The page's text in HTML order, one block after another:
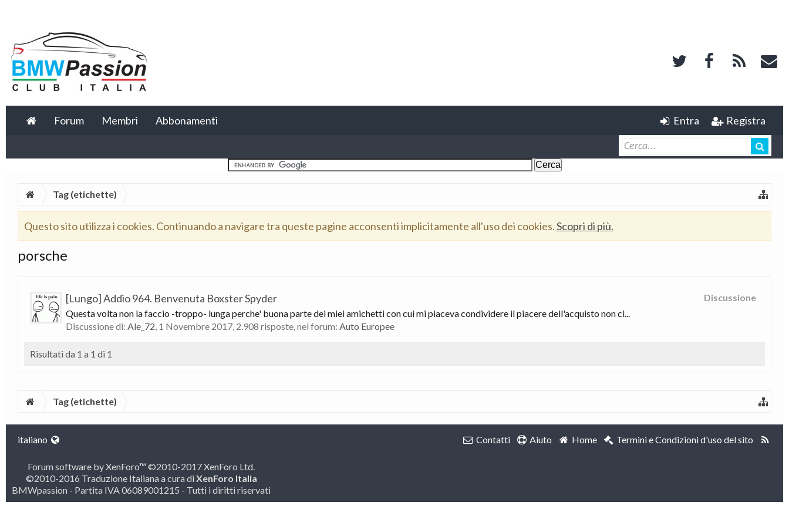
Forum Membri Abbonamenti Entra Registra
Tag (etichette)
Questo sito utilizza i cookies. Continuando a navigare tra queste pagine acconsenti implicitamente all'uso dei cookies.Scopri di più.
porsche
Discussione
[Lungo] Addio 964. Benvenuta Boxster Spyder
Questa volta non la faccio -troppo- lunga perche' buona parte dei miei amichetti con cui mi piaceva condividere il piacere dell'acquisto non ci...
Discussione di: Ale_72, 1 Novembre 2017, 2.908 risposte, nel forum: Auto Europee
Risultati da 1 a 1 di 1
Tag (etichette)
italiano Contatti Aiuto Home Termini e Condizioni d'uso del sito
Forum software by XenForo™ ©2010-2017 XenForo Ltd.
©2010-2016 Traduzione Italiana a cura diXenForo Italia
BMWpassion - Partita IVA 06089001215 - Tutti i diritti riservati